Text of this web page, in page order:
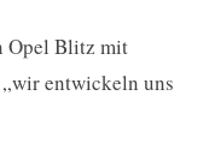
Opel Blitz mit
entwickeln uns